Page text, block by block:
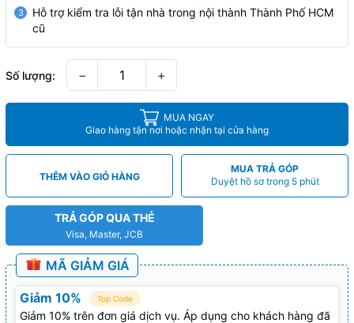
3
Hỗ trợ kiểm tra lỗi tận nhà trong nội thành Thành Phố HCM
cũ
Số lượng: − +
MUA NGAY
Giao hàng tận nơi hoặc nhận tại cửa hàng
THÊM VÀO GIỎ HÀNG
MUA TRẢ GÓP
Duyệt hồ sơ trong 5 phút
TRẢ GÓP QUA THẺ
Visa, Master, JCB
MÃ GIẢM GIÁ
Giảm 10% Top Code
Giảm 10% trên đơn giá dịch vụ. Áp dụng cho khách hàng đã